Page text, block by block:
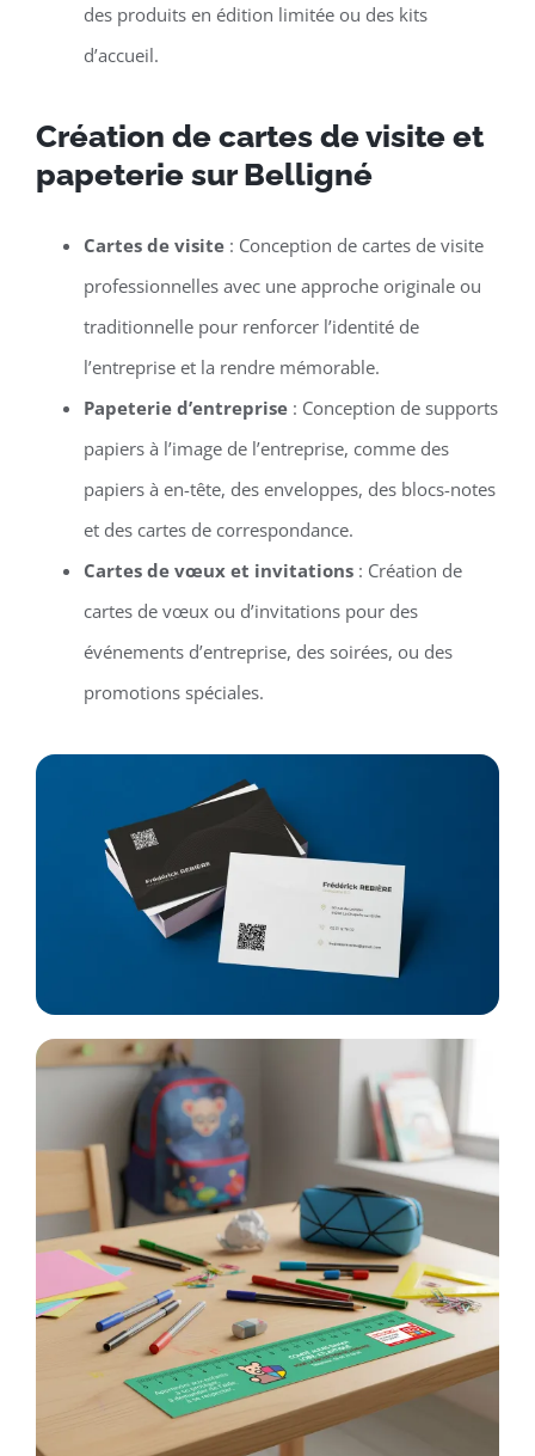
des produits en édition limitée ou des kits
d’accueil.
Création de cartes de visite et
papeterie sur Belligné
Cartes de visite: Conception de cartes de visite
professionnelles avec une approche originale ou
traditionnelle pour renforcer l’identité de
l’entreprise et la rendre mémorable.
Papeterie d’entreprise: Conception de supports
papiers à l’image de l’entreprise, comme des
papiers à en-tête, des enveloppes, des blocs-notes
et des cartes de correspondance.
Cartes de vœux et invitations: Création de
cartes de vœux ou d’invitations pour des
événements d’entreprise, des soirées, ou des
promotions spéciales.